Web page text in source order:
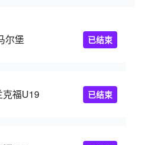
尔堡 已结束
克福U19 已结束